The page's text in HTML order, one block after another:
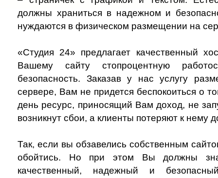
должны храниться в надежном и
нуждаются в физическом размещении на
«Студия 24» предлагает качественный
Вашему сайту стопроцентную
безопасность. Заказав у нас услугу
сервере, Вам не придется беспокоиться о
день ресурс, приносящий Вам доход, не
возникнут сбои, а клиенты потеряют к нему
Так, если вы обзавелись собственным
обойтись. Но при этом Вы должны
качественный, надежный и